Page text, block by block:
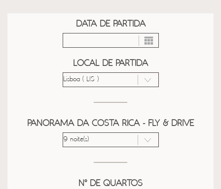
DATA DE PARTIDA
LOCAL DE PARTIDA
PANORAMA DA COSTA RICA - FLY & DRIVE
Nº DE QUARTOS